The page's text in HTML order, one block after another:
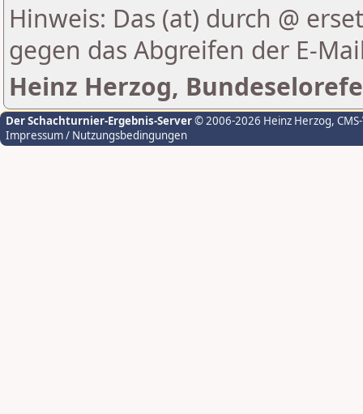
Hinweis: Das (at) durch @
gegen das Abgreifen der E-
Heinz Herzog,
Der Schachturnier-Ergebnis-Server© 2006-2026 Heinz Herzog,
Impressum / Nutzungsbedingungen